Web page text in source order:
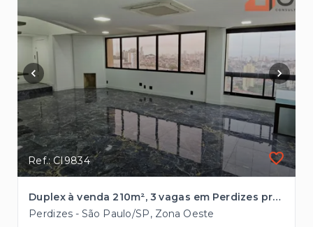
Ref.: CI9834
Duplex à venda 210m², 3 vagas em Perdizes próximo ao Bourbon Shopping
Perdizes - São Paulo/SP, Zona Oeste